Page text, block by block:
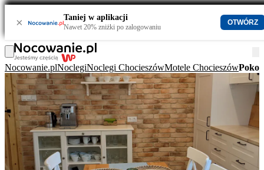
× Taniej w aplikacji
Nawet 20% zniżki po zalogowaniu
OTWÓRZ
Nocowanie.plNoclegiNoclegi ChocieszówMotele Chocieszów